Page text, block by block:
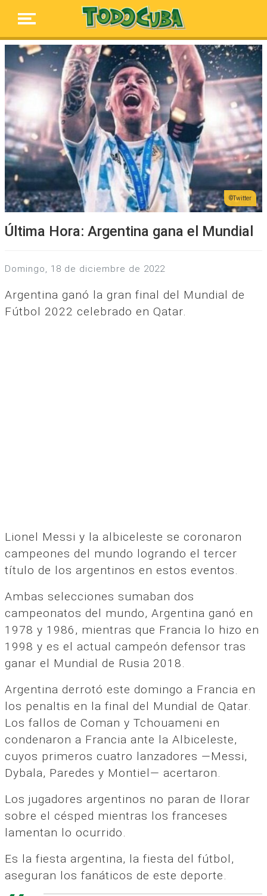
Twitter
Última Hora: Argentina gana el Mundial
domingo, 18 de diciembre de 2022
Argentina ganó la gran final del Mundial de
Fútbol 2022 celebrado en Qatar.
Lionel Messi y la albiceleste se coronaron
campeones del mundo logrando el tercer
título de los argentinos en estos eventos.
Ambas selecciones sumaban dos
campeonatos del mundo, Argentina ganó en
1978 y 1986, mientras que Francia lo hizo en
1998 y es el actual campeón defensor tras
ganar el Mundial de Rusia 2018.
Argentina derrotó este domingo a Francia en
los penaltis en la final del Mundial de Qatar.
Los fallos de Coman y Tchouameni en
condenaron a Francia ante la Albiceleste,
cuyos primeros cuatro lanzadores —Messi,
Dybala, Paredes y Montiel— acertaron.
Los jugadores argentinos no paran de llorar
sobre el césped mientras los franceses
lamentan lo ocurrido.
Es la fiesta argentina, la fiesta del fútbol,
aseguran los fanáticos de este deporte.